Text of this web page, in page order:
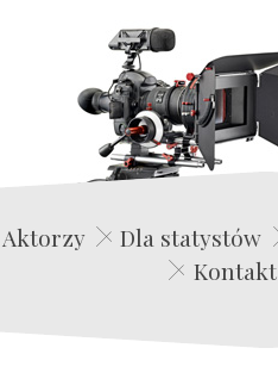
Aktorzy Dla statystów
Kontakt